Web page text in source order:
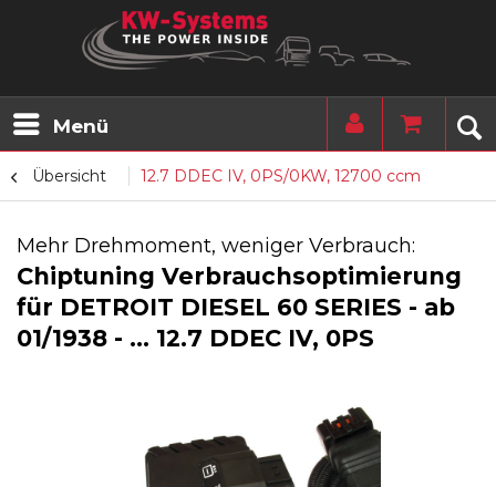
Menü
Übersicht 12.7 DDEC IV, 0PS/0KW, 12700 ccm
Mehr Drehmoment, weniger Verbrauch:
Chiptuning Verbrauchsoptimierung
für DETROIT DIESEL 60 SERIES - ab
01/1938 - ... 12.7 DDEC IV, 0PS